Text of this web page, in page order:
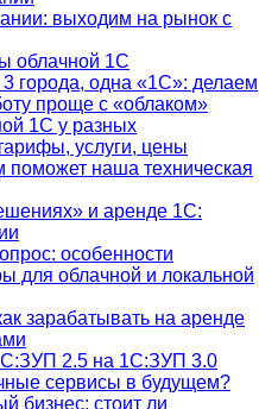
выходим на рынок с
облачной 1С
3 города, одна «1С»: делаем
проще с «облаком»
1С у разных
услуги, цены
поможет наша техническая
и аренде 1С:
особенности
для облачной и локальной
зарабатывать на аренде
2.5 на 1С:ЗУП 3.0
сервисы в будущем?
бизнес: стоит ли